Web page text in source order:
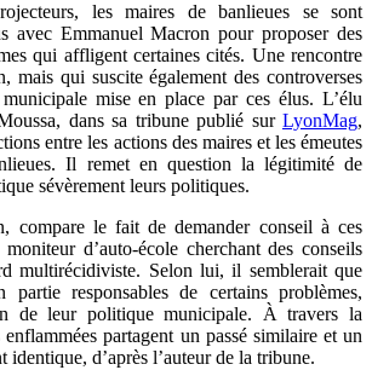
les maires de banlieues se sont
avec Emmanuel Macron pour proposer des
qui affligent certaines cités. Une rencontre
mais qui suscite également des controverses
mise en place par ces élus. L’élu
dans sa tribune publié sur LyonMag,
entre les actions des maires et les émeutes
Il remet en question la légitimité de
sévèrement leurs politiques.
compare le fait de demander conseil à ces
d’auto-école cherchant des conseils
multirécidiviste. Selon lui, il semblerait que
partie responsables de certains problèmes,
de leur politique municipale. À travers la
partagent un passé similaire et un
identique, d’après l’auteur de la tribune.